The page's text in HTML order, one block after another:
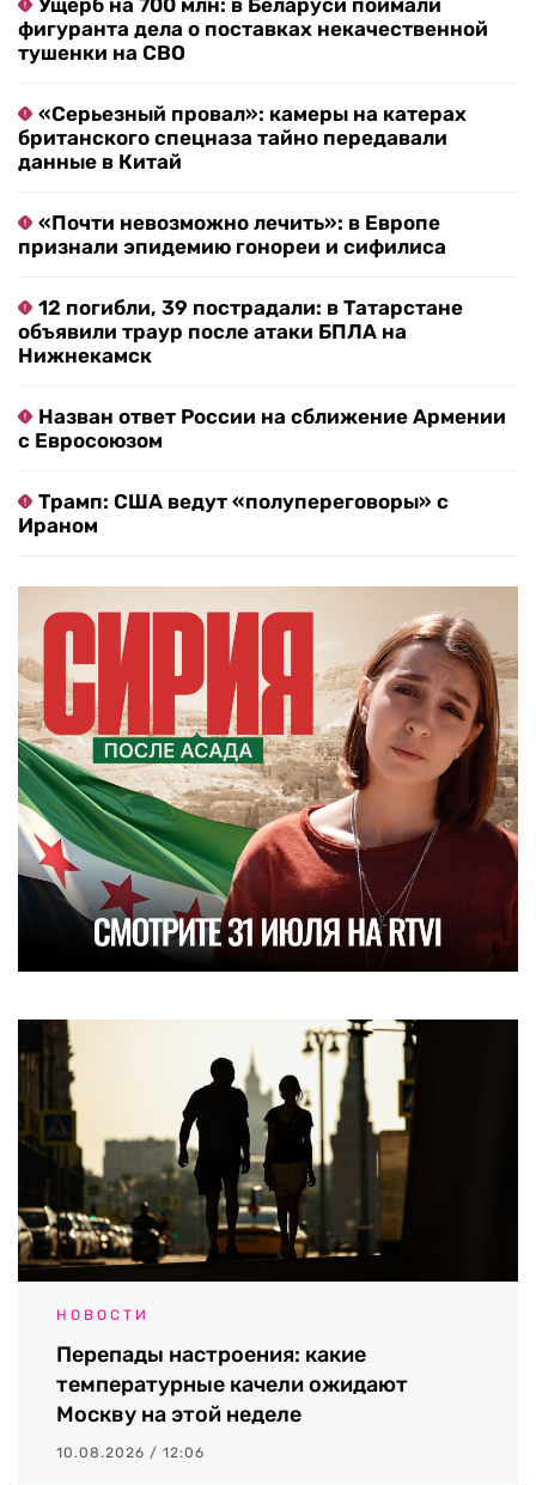
Ущерб на 700 млн: в Беларуси поймали
фигуранта дела о поставках некачественной
тушенки на СВО
«Серьезный провал»: камеры на катерах
британского спецназа тайно передавали
данные в Китай
«Почти невозможно лечить»: в Европе
признали эпидемию гонореи и сифилиса
12 погибли, 39 пострадали: в Татарстане
объявили траур после атаки БПЛА на
Нижнекамск
Назван ответ России на сближение Армении
с Евросоюзом
Трамп: США ведут «полупереговоры» с
Ираном
НОВОСТИ
Перепады настроения: какие
температурные качели ожидают
Москву на этой неделе
10.08.2026 / 12:06